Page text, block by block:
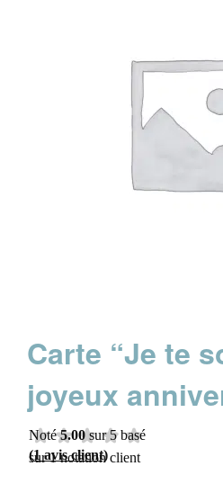
Carte “Je te
joyeux
Noté5.00 sur 5 basé
sur1notation client
(1avis client)